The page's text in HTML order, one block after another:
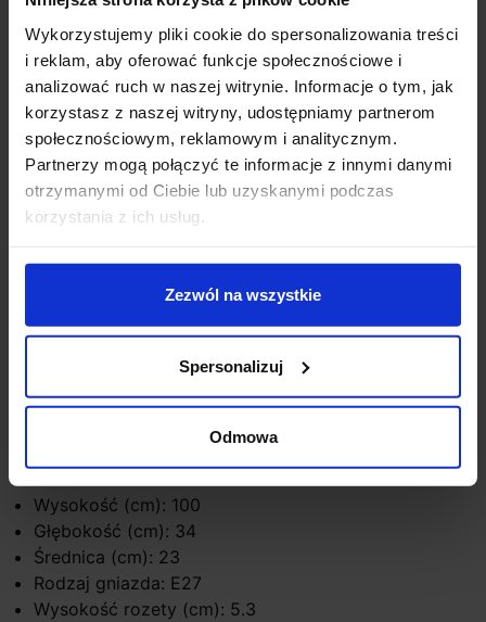
Wykorzystujemy pliki cookie do spersonalizowania treści
i reklam, aby oferować funkcje społecznościowe i
analizować ruch w naszej witrynie. Informacje o tym, jak
korzystasz z naszej witryny, udostępniamy partnerom
społecznościowym, reklamowym i analitycznym.
Partnerzy mogą połączyć te informacje z innymi danymi
otrzymanymi od Ciebie lub uzyskanymi podczas
korzystania z ich usług.
Zezwól na wszystkie
Spersonalizuj
Odmowa
Zapytaj o produkt
Opis
SLV MOLAT 1000822
aluminium ze szklanym, przeźroczystym kloszem, jako
źródło światła wymaga użycia żarówki E27 o max
mocy 60W. Doskonale sprawdzi się jako oświetlenie
Dane techniczne:
Sposoby montażu: napowierzchniowy grunt
Wysokość (cm): 100
Głębokość (cm): 34
Średnica (cm): 23
Rodzaj gniazda: E27
Wysokość rozety (cm): 5.3